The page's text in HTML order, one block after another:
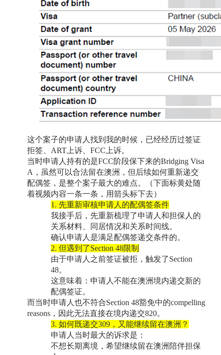
这个案子的申请人找到我的时候，已经经历过签证
拒签、 ART 上诉、 FCC 上诉。
当时申请人持有的是FCC阶段保下来的Bridging Visa
A ，虽然可以合法留在澳洲，但后续如何重新递交
配偶签，是整个案子最大的难点。
（下面标黄处随
着视频内容一条一条，用箭头标下去）
1. 先重新审核申请人的配偶签条件
我接手后，先重新梳理了申请人和担保人的
关系材料、同居情况和关系时间线。
确认申请人是满足配偶签递交条件的。
2. 但遇到了Section 48限制
由于申请人之前签证被拒，触发了Section
48。
这意味着：申请人不能在澳洲境内递交新的
配偶签证。
而当时申请人也不符合Section 48豁免中的compelling
reasons ，因此无法直接在境内递交820。
3. 如何既递交309 ，又能继续留在澳洲？
申请人当时最大的诉求是：
不想长期离境，希望继续留在澳洲陪伴担保